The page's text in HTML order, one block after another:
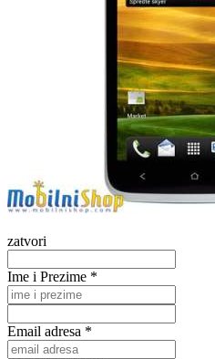
zatvori
Ime i Prezime *
Email adresa *